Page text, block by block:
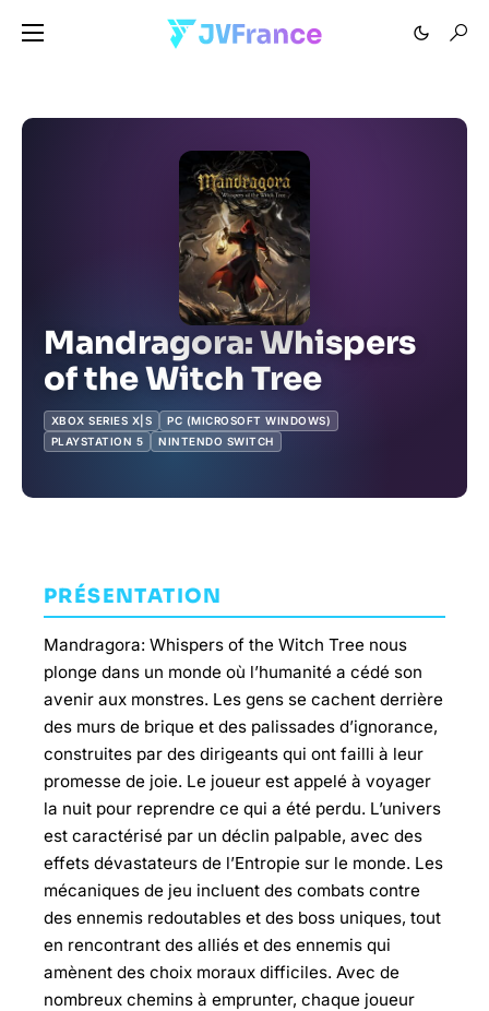
Mandragora: Whispers
of the Witch Tree
XBOX SERIES X|S
PC (MICROSOFT WINDOWS)
PLAYSTATION 5
NINTENDO SWITCH
PRÉSENTATION
Mandragora: Whispers of the Witch Tree nous
plonge dans un monde où l’humanité a cédé son
avenir aux monstres. Les gens se cachent derrière
des murs de brique et des palissades d’ignorance,
construites par des dirigeants qui ont failli à leur
promesse de joie. Le joueur est appelé à voyager
la nuit pour reprendre ce qui a été perdu. L’univers
est caractérisé par un déclin palpable, avec des
effets dévastateurs de l’Entropie sur le monde. Les
mécaniques de jeu incluent des combats contre
des ennemis redoutables et des boss uniques, tout
en rencontrant des alliés et des ennemis qui
amènent des choix moraux difficiles. Avec de
nombreux chemins à emprunter, chaque joueur